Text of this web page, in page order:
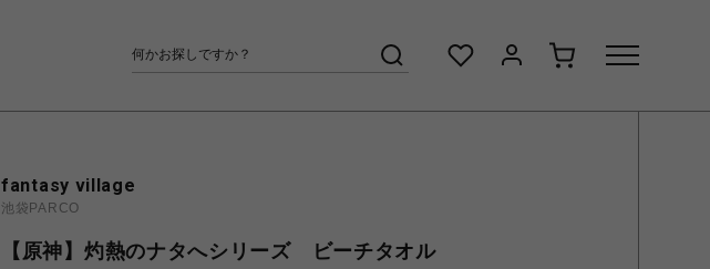
fantasy village
池袋PARCO
【原神】灼熱のナタへシリーズ ビーチタオル